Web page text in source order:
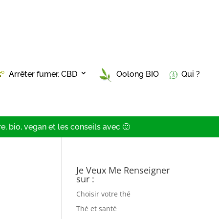
Arrêter fumer, CBD Oolong BIO Qui ?
bio, vegan et les conseils avec 🙂
Je Veux Me Renseigner
sur :
Choisir votre thé
Thé et santé